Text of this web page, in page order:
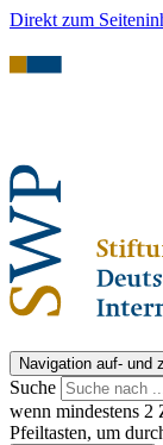
Direkt zum
Navigation auf- und
Suche
wenn mindestens 2
Pfeiltasten, um